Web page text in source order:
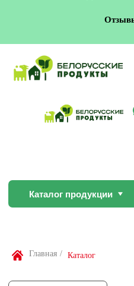
По Вашей
Главная / Каталог